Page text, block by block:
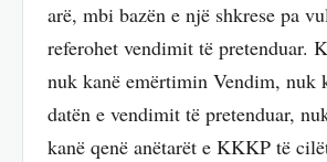
arë, mbi bazën e një shkrese pa
referohet vendimit të pretenduar.
nuk kanë emërtimin Vendim, nuk
datën e vendimit të pretenduar,
kanë qenë anëtarët e KKKP të